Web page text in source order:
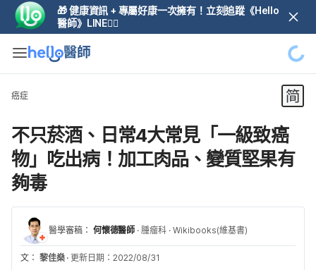
🎁 健康資訊 + 專屬好康一次擁有！立刻追蹤《Hello
醫師》LINE👆🏼
癌症
不只菸酒、日常4大常見「一級致癌
物」吃出病！加工肉品、變質堅果有
夠毒
醫學審稿： 何懷德醫師 · 腫瘤科 · Wikibooks(維基書)
文： 黎佳燊 · 更新日期：2022/08/31